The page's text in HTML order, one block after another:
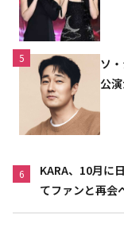
5
ソ
公演
6
KARA、10月に
てファンと再会